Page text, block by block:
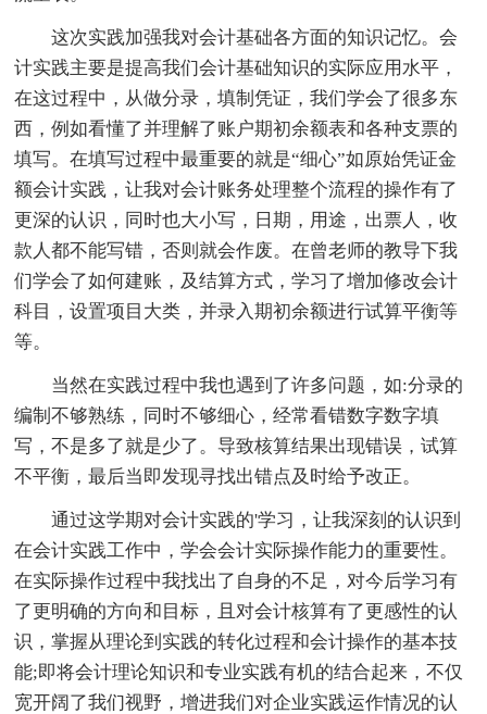
这次实践加强我对会计基础各方面的知识记忆。会
计实践主要是提高我们会计基础知识的实际应用水平，
在这过程中，从做分录，填制凭证，我们学会了很多东
西，例如看懂了并理解了账户期初余额表和各种支票的
填写。在填写过程中最重要的就是“细心”如原始凭证金
额会计实践，让我对会计账务处理整个流程的操作有了
更深的认识，同时也大小写，日期，用途，出票人，收
款人都不能写错，否则就会作废。在曾老师的教导下我
们学会了如何建账，及结算方式，学习了增加修改会计
科目，设置项目大类，并录入期初余额进行试算平衡等
等。
当然在实践过程中我也遇到了许多问题，如:分录的
编制不够熟练，同时不够细心，经常看错数字数字填
写，不是多了就是少了。导致核算结果出现错误，试算
不平衡，最后当即发现寻找出错点及时给予改正。
通过这学期对会计实践的'学习，让我深刻的认识到
在会计实践工作中，学会会计实际操作能力的重要性。
在实际操作过程中我找出了自身的不足，对今后学习有
了更明确的方向和目标，且对会计核算有了更感性的认
识，掌握从理论到实践的转化过程和会计操作的基本技
能;即将会计理论知识和专业实践有机的结合起来，不仅
宽开阔了我们视野，增进我们对企业实践运作情况的认